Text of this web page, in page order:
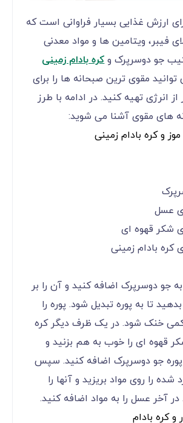
ارزش غذایی بسیار فراوانی است که
فیبر، ویتامین ها و مواد معدنی
جو دوسرپرک وکره بادام زمینی
مقوی ترین صبحانه ها را برای
انرژی تهیه کنید. در ادامه با طرز
های مقوی آشنا می شوید:
و کره بادام زمینی
جو دوسرپرک اضافه کنید و آن را بر
تا به پوره تبدیل شود. پوره را
کمی خنک شود. در یک ظرف دیگر کره
قهوه ای را خوب به هم بزنید و
جو دوسرپرک اضافه کنید. سپس
را روی مواد بریزید و آنها را
آخر عسل را به مواد اضافه کنید.
و کره بادام